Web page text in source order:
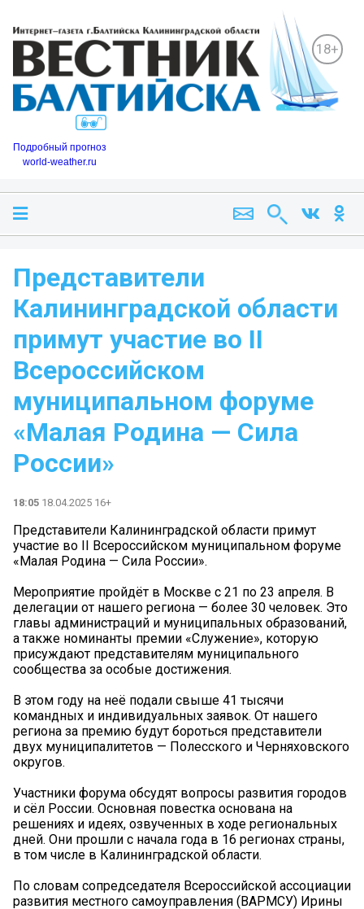
18+
Подробный прогноз
world-weather.ru
Представители
Калининградской области
примут участие во II
Всероссийском
муниципальном форуме
«Малая Родина — Сила
России»
18:05 18.04.2025 16+
Представители Калининградской области примут
участие во II Всероссийском муниципальном форуме
«Малая Родина — Сила России».
Мероприятие пройдёт в Москве с 21 по 23 апреля. В
делегации от нашего региона — более 30 человек. Это
главы администраций и муниципальных образований,
а также номинанты премии «Служение», которую
присуждают представителям муниципального
сообщества за особые достижения.
В этом году на неё подали свыше 41 тысячи
командных и индивидуальных заявок. От нашего
региона за премию будут бороться представители
двух муниципалитетов — Полесского и Черняховского
округов.
Участники форума обсудят вопросы развития городов
и сёл России. Основная повестка основана на
решениях и идеях, озвученных в ходе региональных
дней. Они прошли с начала года в 16 регионах страны,
в том числе в Калининградской области.
По словам сопредседателя Всероссийской ассоциации
развития местного самоуправления (ВАРМСУ) Ирины